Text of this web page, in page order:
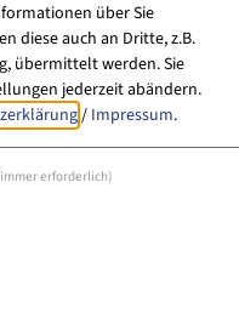
bereitgestellte
über Sie
diese auch an Dritte, z.B.
übermittelt werden. Sie
jederzeit abändern.
/ Impressum.
erforderlich)